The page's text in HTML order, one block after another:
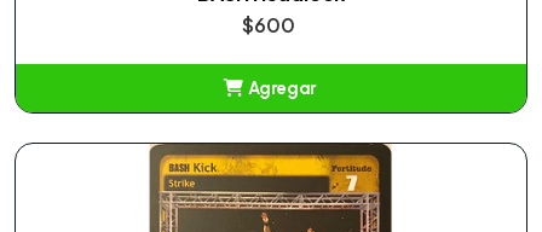
$600
Agregar